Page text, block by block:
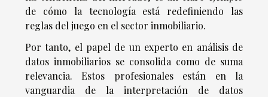
de cómo la tecnología está redefiniendo las
reglas del juego en el sector inmobiliario.
Por tanto, el papel de un experto en análisis de
datos inmobiliarios se consolida como de suma
relevancia. Estos profesionales están en la
vanguardia de la interpretación de datos